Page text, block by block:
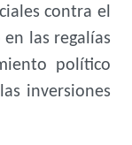
contra el
las regalías
político
inversiones